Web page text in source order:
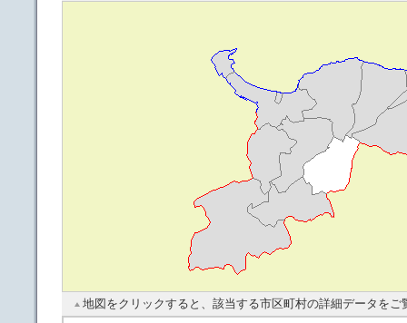
地図をクリックすると、該当する市区町村の詳細データをご